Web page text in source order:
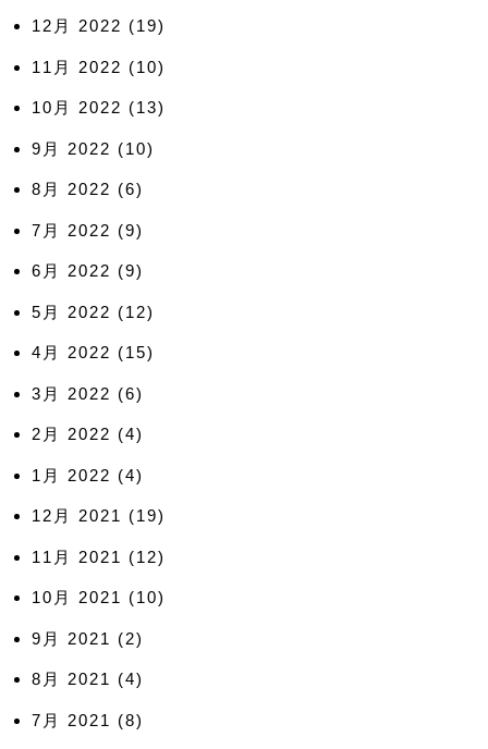
12月 2022 (19)
11月 2022 (10)
10月 2022 (13)
9月 2022 (10)
8月 2022 (6)
7月 2022 (9)
6月 2022 (9)
5月 2022 (12)
4月 2022 (15)
3月 2022 (6)
2月 2022 (4)
1月 2022 (4)
12月 2021 (19)
11月 2021 (12)
10月 2021 (10)
9月 2021 (2)
8月 2021 (4)
7月 2021 (8)